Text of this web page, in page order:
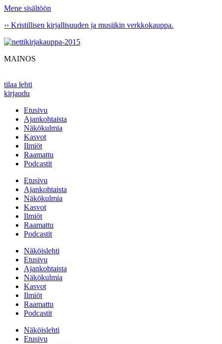
Mene sisältöön
›› Kristillisen kirjallisuuden ja musiikin verkkokauppa.
MAINOS
tilaa lehti
kirjaudu
Etusivu
Ajankohtaista
Näkökulmia
Kasvot
Ilmiöt
Raamattu
Podcastit
Etusivu
Ajankohtaista
Näkökulmia
Kasvot
Ilmiöt
Raamattu
Podcastit
Näköislehti
Etusivu
Ajankohtaista
Näkökulmia
Kasvot
Ilmiöt
Raamattu
Podcastit
Näköislehti
Etusivu